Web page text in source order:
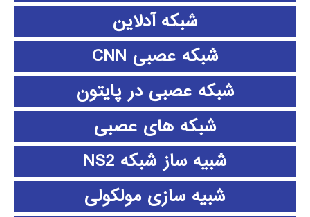
شبکه آدلاین
شبکه عصبی CNN
شبکه عصبی در پایتون
شبکه های عصبی
شبیه ساز شبکه NS2
شبیه سازی مولکولی